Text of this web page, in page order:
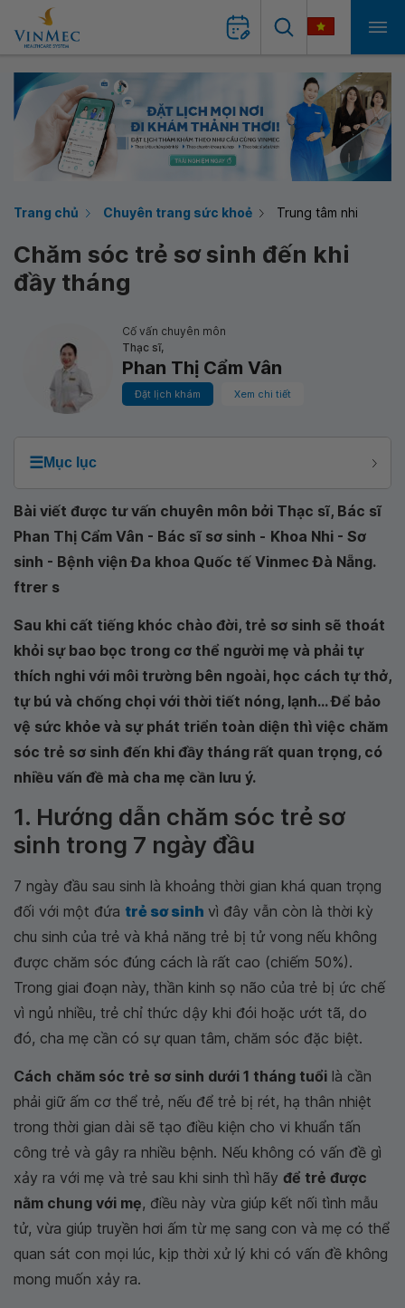
Trang chủ Chuyên trang sức khoẻ Trung tâm nhi
Chăm sóc trẻ sơ sinh đến khi
đầy tháng
Cố vấn chuyên môn
Thạc sĩ,
Phan Thị Cẩm Vân
Đặt lịch khám Xem chi tiết
☰Mục lục
Bài viết được tư vấn chuyên môn bởi Thạc sĩ, Bác sĩ
Phan Thị Cẩm Vân - Bác sĩ sơ sinh - Khoa Nhi - Sơ
sinh - Bệnh viện Đa khoa Quốc tế Vinmec Đà Nẵng.
ftrer s
Sau khi cất tiếng khóc chào đời, trẻ sơ sinh sẽ thoát
khỏi sự bao bọc trong cơ thể người mẹ và phải tự
thích nghi với môi trường bên ngoài, học cách tự thở,
tự bú và chống chọi với thời tiết nóng, lạnh... Để bảo
vệ sức khỏe và sự phát triển toàn diện thì việc chăm
sóc trẻ sơ sinh đến khi đầy tháng rất quan trọng, có
nhiều vấn đề mà cha mẹ cần lưu ý.
1. Hướng dẫn chăm sóc trẻ sơ
sinh trong 7 ngày đầu
7 ngày đầu sau sinh là khoảng thời gian khá quan trọng
đối với một đứa trẻ sơ sinh vì đây vẫn còn là thời kỳ
chu sinh của trẻ và khả năng trẻ bị tử vong nếu không
được chăm sóc đúng cách là rất cao (chiếm 50%).
Trong giai đoạn này, thần kinh sọ não của trẻ bị ức chế
vì ngủ nhiều, trẻ chỉ thức dậy khi đói hoặc ướt tã, do
đó, cha mẹ cần có sự quan tâm, chăm sóc đặc biệt.
Cách chăm sóc trẻ sơ sinh dưới 1 tháng tuổi là cần
phải giữ ấm cơ thể trẻ, nếu để trẻ bị rét, hạ thân nhiệt
trong thời gian dài sẽ tạo điều kiện cho vi khuẩn tấn
công trẻ và gây ra nhiều bệnh. Nếu không có vấn đề gì
xảy ra với mẹ và trẻ sau khi sinh thì hãy để trẻ được
nằm chung với mẹ, điều này vừa giúp kết nối tình mẫu
tử, vừa giúp truyền hơi ấm từ mẹ sang con và mẹ có thể
quan sát con mọi lúc, kịp thời xử lý khi có vấn đề không
mong muốn xảy ra.